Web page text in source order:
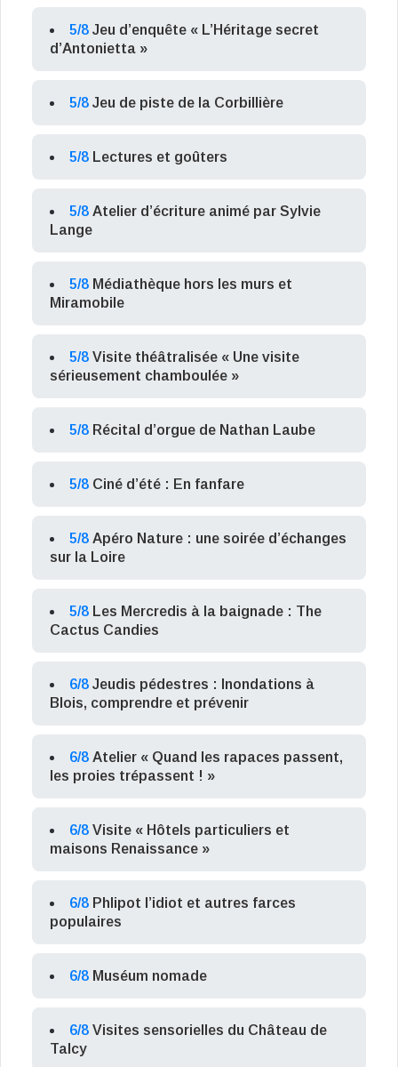
5/8 Jeu d’enquête « L’Héritage secret
d’Antonietta »
5/8 Jeu de piste de la Corbillière
5/8 Lectures et goûters
5/8 Atelier d’écriture animé par Sylvie
Lange
5/8 Médiathèque hors les murs et
Miramobile
5/8 Visite théâtralisée « Une visite
sérieusement chamboulée »
5/8 Récital d’orgue de Nathan Laube
5/8 Ciné d’été : En fanfare
5/8 Apéro Nature : une soirée d’échanges
sur la Loire
5/8 Les Mercredis à la baignade : The
Cactus Candies
6/8 Jeudis pédestres : Inondations à
Blois, comprendre et prévenir
6/8 Atelier « Quand les rapaces passent,
les proies trépassent ! »
6/8 Visite « Hôtels particuliers et
maisons Renaissance »
6/8 Phlipot l’idiot et autres farces
populaires
6/8 Muséum nomade
6/8 Visites sensorielles du Château de
Talcy